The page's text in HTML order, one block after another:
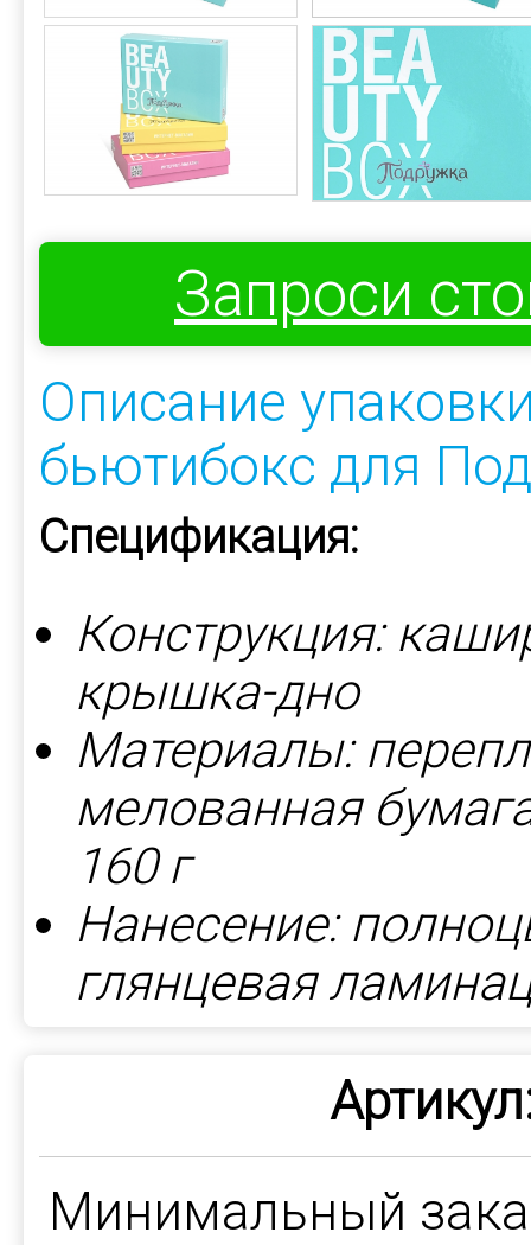
Запроси
Описание
бьютибокс для
Спецификация:
Конструкция:
крышка-дно
Материалы:
мелованная
160 г
Нанесение:
глянцевая
Минимальный